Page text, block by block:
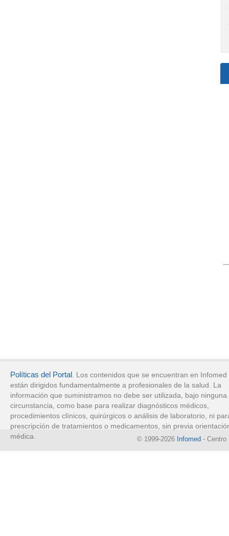
Políticas del Portal. Los contenidos que se encuentran en Infomed
están dirigidos fundamentalmente a profesionales de la salud. La
información que suministramos no debe ser utilizada, bajo ninguna
circunstancia, como base para realizar diagnósticos médicos,
procedimientos clínicos, quirúrgicos o análisis de laboratorio, ni
prescripción de tratamientos o medicamentos, sin previa
médica.
© 1999-2026 Infomed - Centro